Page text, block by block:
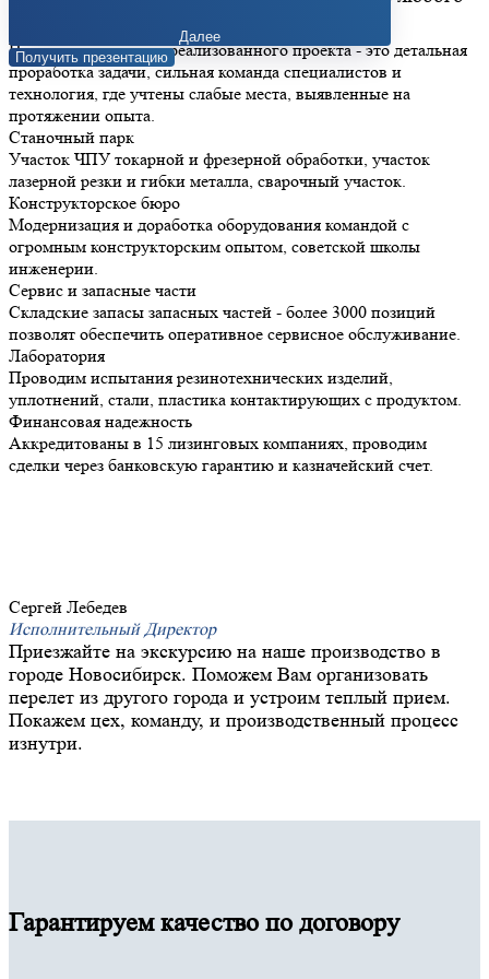
Далее
Получить презентацию
Наш секрет успешно реализованного проекта - это детальная
проработка задачи, сильная команда специалистов и
технология, где учтены слабые места, выявленные на
протяжении опыта.
Станочный парк
Участок ЧПУ токарной и фрезерной обработки, участок
лазерной резки и гибки металла, сварочный участок.
Конструкторское бюро
Модернизация и доработка оборудования командой с
огромным конструкторским опытом, советской школы
инженерии.
Сервис и запасные части
Складские запасы запасных частей - более 3000 позиций
позволят обеспечить оперативное сервисное обслуживание.
Лаборатория
Проводим испытания резинотехнических изделий,
уплотнений, стали, пластика контактирующих с продуктом.
Финансовая надежность
Аккредитованы в 15 лизинговых компаниях, проводим
сделки через банковскую гарантию и казначейский счет.
Сергей Лебедев
Исполнительный Директор
Приезжайте на экскурсию на наше производство в
городе Новосибирск. Поможем Вам организовать
перелет из другого города и устроим теплый прием.
Покажем цех, команду, и производственный процесс
изнутри.
Гарантируем качество по договору